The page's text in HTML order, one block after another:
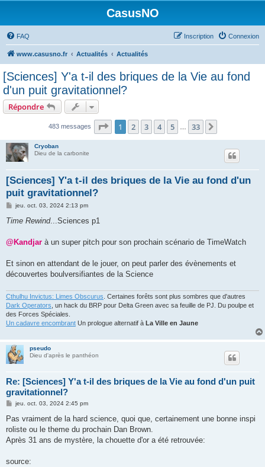
CasusNO
FAQ Connexion
Inscription
www.casusno.fr Actualités Actualités
[Sciences] Y'a t-il des briques de la Vie au fond
d'un puit gravitationnel?
Répondre
483 messages Page 1sur33
1 2 3 4 5 33
Cryoban
Dieu de la carbonite
[Sciences] Y'a t-il des briques de la Vie au fond d'un
puit gravitationnel?
M
s
g
jeu. oct. 03, 2024 2:13 pm
Time Rewind...Sciences p1
@Kandjar à un super pitch pour son prochain scénario de TimeWatch
Et sinon en attendant de le jouer, on peut parler des évènements et
découvertes boulversifiantes de la Science
Cthulhu Invictus: Limes Obscurus . Certaines forêts sont plus sombres que d'autres
Dark Operators , un hack du BRP pour Delta Green avec sa feuille de PJ. Du poulpe et
des Forces Spéciales.
Un cadavre encombrant Un prologue alternatif à La Ville en Jaune
pseudo
Dieu d'après le panthéon
Re: [Sciences] Y'a t-il des briques de la Vie au fond d'un puit
gravitationnel?
M
s
a
g
jeu. oct. 03, 2024 2:45 pm
Pas vraiment de la hard science, quoi que, certainement une bonne inspi
roliste ou le theme du prochain Dan Brown.
Après 31 ans de mystère, la chouette d'or a été retrouvée:
source: